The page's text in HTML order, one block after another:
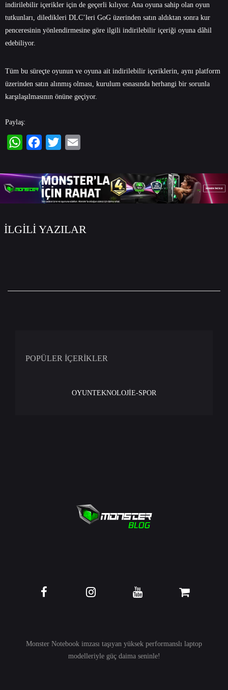
indirilebilir içerikler için de geçerli kılıyor. Ana oyuna sahip olan oyun
tutkunları, diledikleri DLC’leri GoG üzerinden satın aldıktan sonra kur
penceresinin yönlendirmesine göre ilgili indirilebilir içeriği oyuna dâhil
edebiliyor.
Tüm bu süreçte oyunun ve oyuna ait indirilebilir içeriklerin, aynı platform
üzerinden satın alınmış olması, kurulum esnasında herhangi bir sorunla
karşılaşılmasının önüne geçiyor.
Paylaş:
İLGİLİ YAZILAR
POPÜLER İÇERİKLER
OYUNTEKNOLOJİE-SPOR
Monster Notebook imzası taşıyan yüksek performanslı laptop
modelleriyle güç daima seninle!